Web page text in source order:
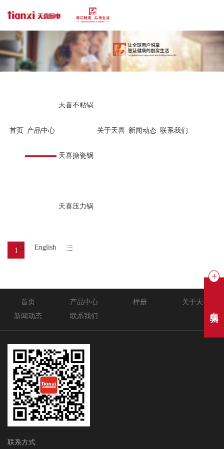
首页 产品中心
样册
天喜不粘锅
天喜搪瓷锅
天喜压力锅
关于天喜 新闻动态 联系我们
English
1
首页 产品中心 样册
关于天喜
新闻动态
联系我们
联系方式